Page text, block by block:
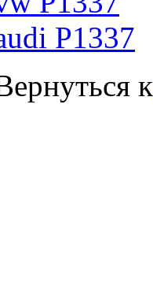
P1337
к